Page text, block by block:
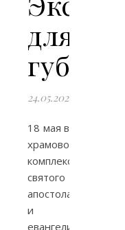
для
24.05.2024
18 мая в
храмовом
комплексе
святого
апостола
и
евангелиста